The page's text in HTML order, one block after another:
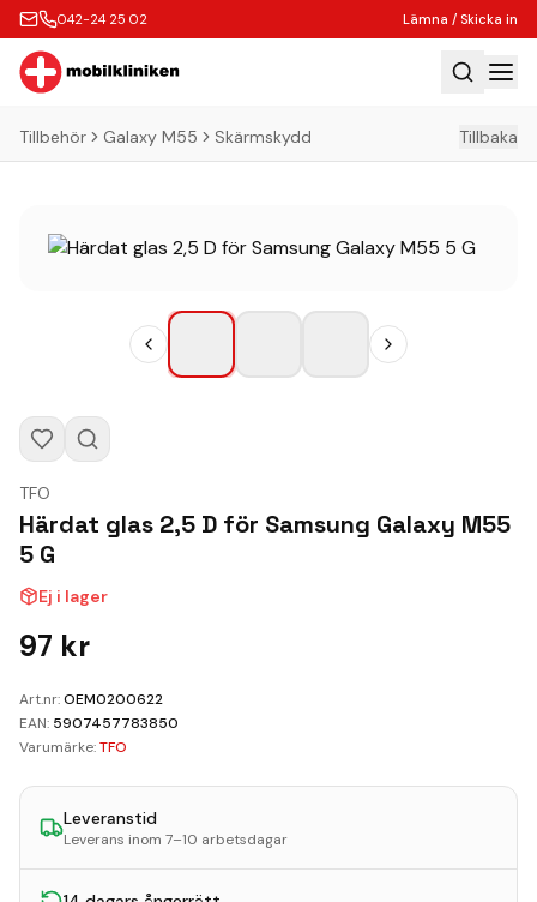
042-24 25 02 Lämna / Skicka in
Hem
Köp
Lämna / Skicka in
Butik
Kontakt
Kundvagn
Tillbehör Galaxy M55 Skärmskydd Tillbaka
TFO
Härdat glas 2,5 D för Samsung Galaxy M55
5 G
Ej i lager
97 kr
Art.nr:OEM0200622
EAN: 5907457783850
Varumärke:TFO
Leveranstid
Leverans inom 7–10 arbetsdagar